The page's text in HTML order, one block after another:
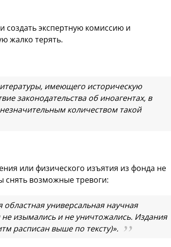
создать экспертную комиссию и
жалко терять.
имеющего историческую
законодательства об иноагентах, в
количеством такой
или физического изъятия из фонда не
снять возможные тревоги:
областная универсальная научная
изымались и не уничтожались. Издания
расписан выше по тексту)».